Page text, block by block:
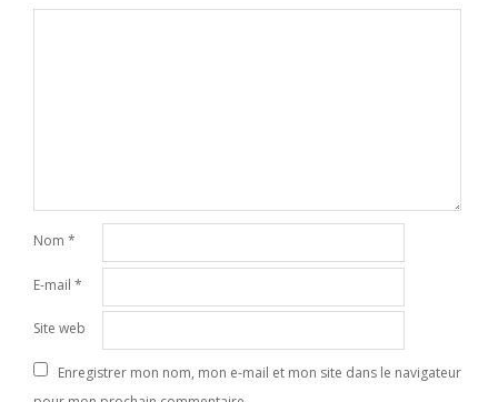
Nom *
E-mail *
Site web
Enregistrer mon nom, mon e-mail et mon site dans le navigateur